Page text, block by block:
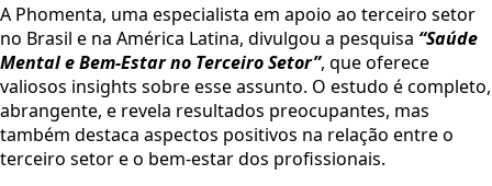
A Phomenta, uma especialista em apoio ao terceiro setor
no Brasil e na América Latina, divulgou a pesquisa “Saúde
Mental e Bem-Estar no Terceiro Setor”, que oferece
valiosos insights sobre esse assunto. O estudo é completo,
abrangente, e revela resultados preocupantes, mas
também destaca aspectos positivos na relação entre o
terceiro setor e o bem-estar dos profissionais.